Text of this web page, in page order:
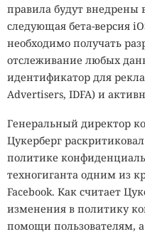
правила будут внедрены
следующая бета-версия
необходимо получать
отслеживание любых
идентификатор для
Advertisers, IDFA) и
Генеральный директор
Цукерберг
политике
техногиганта одним из
Facebook. Как считает
изменения в политику
помощи пользователям,